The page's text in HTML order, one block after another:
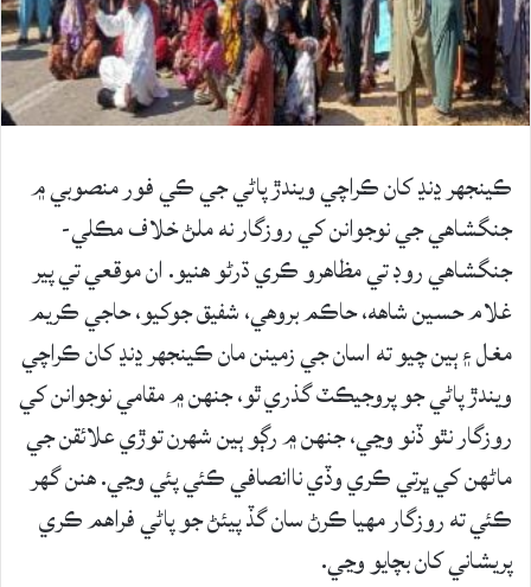
ڪينجھر ڍنڍ کان ڪراچي ويندڙ پاڻي جي ڪي فور منصوبي ۾
جنگشاھي جي نوجوانن کي روزگار نه ملڻ خلاف مڪلي-
جنگشاھي روڊ تي مظاهرو ڪري ڌرڻو هنيو. ان موقعي تي پير
غلام حسين شاهه، حاڪم بروھي، شفيق جوکيو، حاجي ڪريم
مغل ۽ ٻين چيو ته اسان جي زمينن مان ڪينجھر ڍنڍ کان ڪراچي
ويندڙ پاڻي جو پروجيڪٽ گذري ٿو، جنھن ۾ مقامي نوجوانن کي
روزگار نٿو ڏنو وڃي، جنھن ۾ رڳو ٻين شھرن توڙي علائقن جي
ماڻھن کي ڀرتي ڪري وڏي ناانصافي ڪئي پئي وڃي. ھنن گھر
ڪئي ته روزگار مھيا ڪرڻ سان گڏ پيئڻ جو پاڻي فراهم ڪري
پريشاني کان بچايو وڃي.